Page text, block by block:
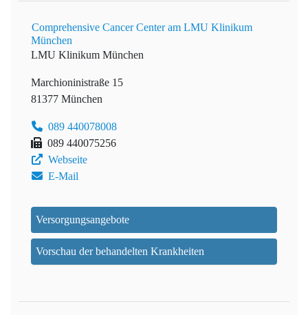
Comprehensive Cancer Center am LMU Klinikum
München
LMU Klinikum München
Marchioninistraße 15
81377 München
089 440078008
089 440075256
Webseite
E-Mail
Versorgungsangebote
Vorschau der behandelten Krankheiten